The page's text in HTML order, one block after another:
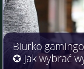
Biurko
✪ Jak wybrać